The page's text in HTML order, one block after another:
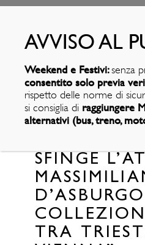
SFINGE
TRA
Weekend e Festivi:senza
consentito solo previa
rispetto delle norme di
si consiglia di raggiungere
alternativi (bus, treno,